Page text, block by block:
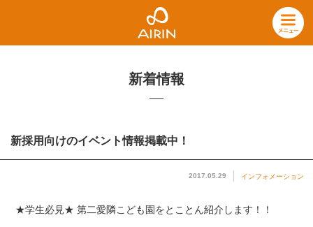
新着情報
新採用向けのイベント情報掲載中！
2017.05.29 インフォメーション
★学生必見★ 第二愛隣こども園をとことん紹介します！！